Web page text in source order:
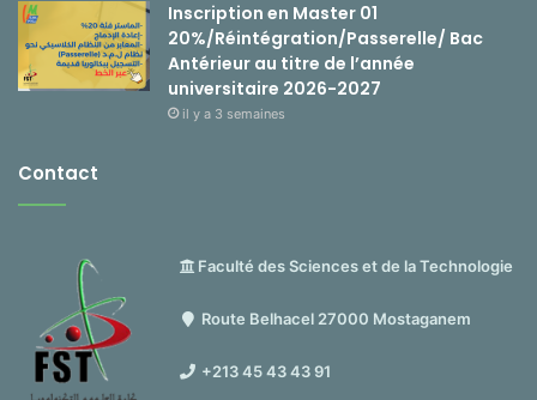
Inscription en Master 01
20%/Réintégration/Passerelle/ Bac
Antérieur au titre de l’année
universitaire 2026-2027
il y a 3 semaines
Contact
Faculté des Sciences et de la Technologie
Route Belhacel 27000 Mostaganem
+213 45 43 43 91